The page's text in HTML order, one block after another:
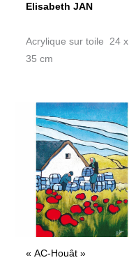
Elisabeth JAN
Acrylique sur toile 24 x
35 cm
« AC-Houât »